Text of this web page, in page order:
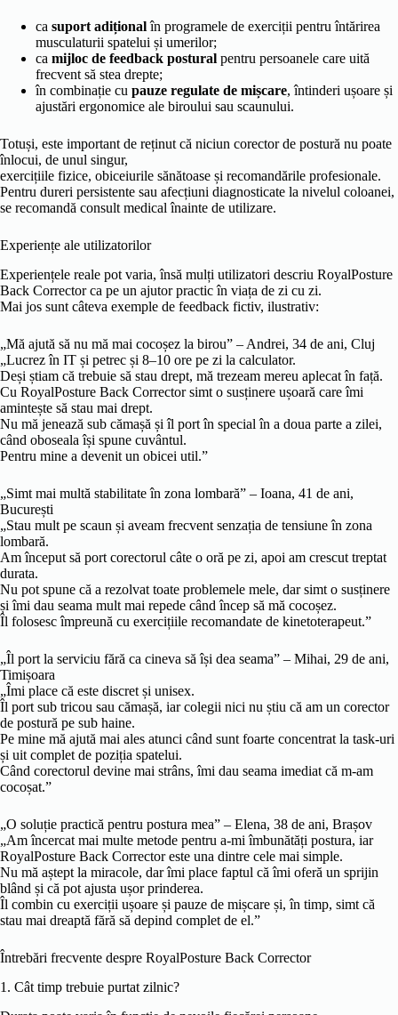
ca suport adiționalîn programele de exerciții pentru întărirea
musculaturii spatelui și umerilor;
ca mijloc de feedback postural pentru persoanele care uită
frecvent să stea drepte;
în combinație cu pauze regulate de mișcare, întinderi ușoare și
ajustări ergonomice ale biroului sau scaunului.
Totuși, este important de reținut că niciun corector de postură nu poate
înlocui, de unul singur,
exercițiile fizice, obiceiurile sănătoase și recomandările profesionale.
Pentru dureri persistente sau afecțiuni diagnosticate la nivelul coloanei,
se recomandă consult medical înainte de utilizare.
Experiențe ale utilizatorilor
Experiențele reale pot varia, însă mulți utilizatori descriu RoyalPosture
Back Corrector ca pe un ajutor practic în viața de zi cu zi.
Mai jos sunt câteva exemple de feedback fictiv, ilustrativ:
„Mă ajută să nu mă mai cocoșez la birou” – Andrei, 34 de ani, Cluj
„Lucrez în IT și petrec și 8–10 ore pe zi la calculator.
Deși știam că trebuie să stau drept, mă trezeam mereu aplecat în față.
Cu RoyalPosture Back Corrector simt o susținere ușoară care îmi
amintește să stau mai drept.
Nu mă jenează sub cămașă și îl port în special în a doua parte a zilei,
când oboseala își spune cuvântul.
Pentru mine a devenit un obicei util.”
„Simt mai multă stabilitate în zona lombară” – Ioana, 41 de ani,
București
„Stau mult pe scaun și aveam frecvent senzația de tensiune în zona
lombară.
Am început să port corectorul câte o oră pe zi, apoi am crescut treptat
durata.
Nu pot spune că a rezolvat toate problemele mele, dar simt o susținere
și îmi dau seama mult mai repede când încep să mă cocoșez.
Îl folosesc împreună cu exercițiile recomandate de kinetoterapeut.”
„Îl port la serviciu fără ca cineva să își dea seama” – Mihai, 29 de ani,
Timișoara
„Îmi place că este discret și unisex.
Îl port sub tricou sau cămașă, iar colegii nici nu știu că am un corector
de postură pe sub haine.
Pe mine mă ajută mai ales atunci când sunt foarte concentrat la task-uri
și uit complet de poziția spatelui.
Când corectorul devine mai strâns, îmi dau seama imediat că m-am
cocoșat.”
„O soluție practică pentru postura mea” – Elena, 38 de ani, Brașov
„Am încercat mai multe metode pentru a-mi îmbunătăți postura, iar
RoyalPosture Back Corrector este una dintre cele mai simple.
Nu mă aștept la miracole, dar îmi place faptul că îmi oferă un sprijin
blând și că pot ajusta ușor prinderea.
Îl combin cu exerciții ușoare și pauze de mișcare și, în timp, simt că
stau mai dreaptă fără să depind complet de el.”
Întrebări frecvente despre RoyalPosture Back Corrector
1. Cât timp trebuie purtat zilnic?